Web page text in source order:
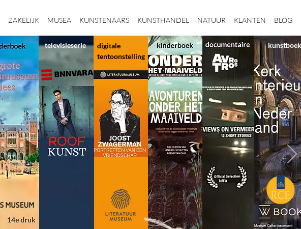
ZAKELIJK MUSEA KUNSTENAARS KUNSTHANDEL NATUUR KLANTEN BLOG
digitale
tentoonstelling
televisieserie kunstboek